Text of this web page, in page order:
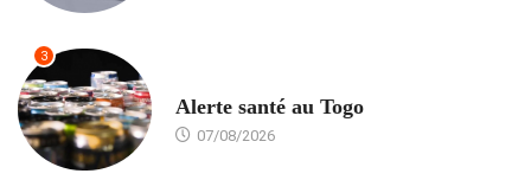
3
Alerte santé au Togo
07/08/2026